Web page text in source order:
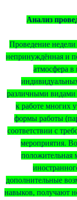
Анализ
Проведение
непринуждённая и
атмосфера в
различными видами
к работе многих
формы работы
соответствии с
мероприятия.
положительная
дополнительные
навыков, получают